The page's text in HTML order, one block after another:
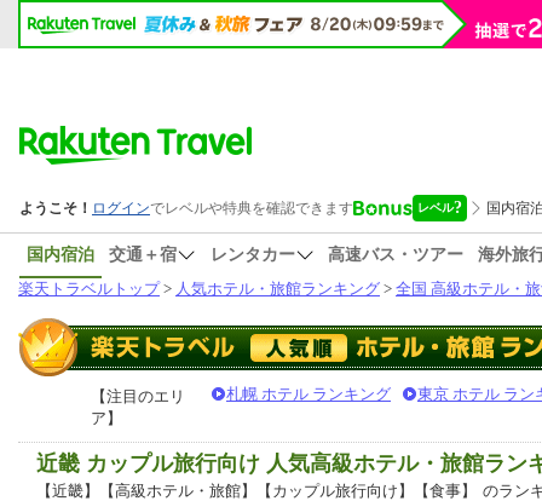
国内宿泊 交通＋宿 レンタカー 高速バス・ツアー
海外旅
楽天トラベルトップ> 人気ホテル・旅館ランキング > 全国 高級ホテル・
【注目のエリ
ア】
札幌 ホテル ランキング 東京 ホテル ラン
近畿 カップル旅行向け 人気高級ホテル・旅館ラン
【近畿】【高級ホテル・旅館】【カップル旅行向け】【食事】 のラン